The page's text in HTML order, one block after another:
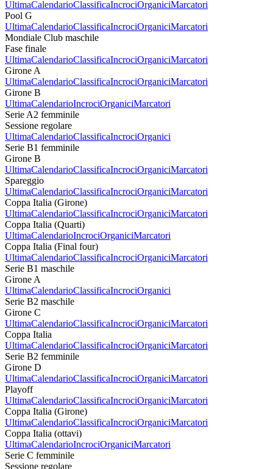
UltimaCalendarioClassificaIncrociOrganiciMarcatori
Pool G
UltimaCalendarioClassificaIncrociOrganiciMarcatori
Mondiale Club maschile
Fase finale
UltimaCalendarioClassificaIncrociOrganiciMarcatori
Girone A
UltimaCalendarioClassificaIncrociOrganiciMarcatori
Girone B
UltimaCalendarioIncrociOrganiciMarcatori
Serie A2 femminile
Sessione regolare
UltimaCalendarioClassificaIncrociOrganici
Serie B1 femminile
Girone B
UltimaCalendarioClassificaIncrociOrganiciMarcatori
Spareggio
UltimaCalendarioClassificaIncrociOrganiciMarcatori
Coppa Italia (Girone)
UltimaCalendarioClassificaIncrociOrganiciMarcatori
Coppa Italia (Quarti)
UltimaCalendarioIncrociOrganiciMarcatori
Coppa Italia (Final four)
UltimaCalendarioClassificaIncrociOrganiciMarcatori
Serie B1 maschile
Girone A
UltimaCalendarioClassificaIncrociOrganici
Serie B2 maschile
Girone C
UltimaCalendarioClassificaIncrociOrganiciMarcatori
Coppa Italia
UltimaCalendarioClassificaIncrociOrganiciMarcatori
Serie B2 femminile
Girone D
UltimaCalendarioClassificaIncrociOrganiciMarcatori
Playoff
UltimaCalendarioClassificaIncrociOrganiciMarcatori
Coppa Italia (Girone)
UltimaCalendarioClassificaIncrociOrganiciMarcatori
Coppa Italia (ottavi)
UltimaCalendarioIncrociOrganiciMarcatori
Serie C femminile
Sessione regolare